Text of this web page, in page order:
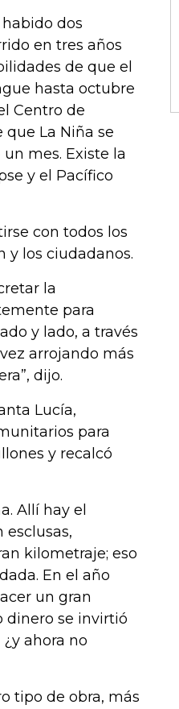
dos
en tres años
de que el
hasta octubre
Centro de
que La Niña se
mes. Existe la
y el Pacífico
con todos los
y los ciudadanos.
la
para
y lado, a través
arrojando más
dijo.
Lucía,
para
y recalcó
Allí hay el
kilometraje; eso
En el año
un gran
dinero se invirtió
ahora no
tipo de obra, más